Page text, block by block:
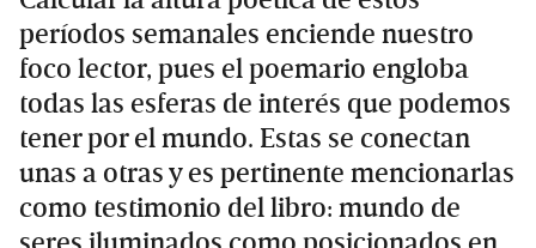
períodos semanales enciende nuestro
foco lector, pues el poemario engloba
todas las esferas de interés que podemos
tener por el mundo. Estas se conectan
unas a otras y es pertinente mencionarlas
como testimonio del libro: mundo de